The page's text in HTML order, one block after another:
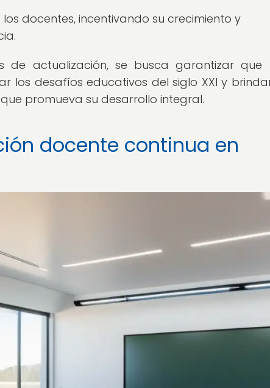
docentes, incentivando su crecimiento y
de actualización, se busca garantizar que
los desafíos educativos del siglo XXI y
promueva su desarrollo integral.
docente continua en